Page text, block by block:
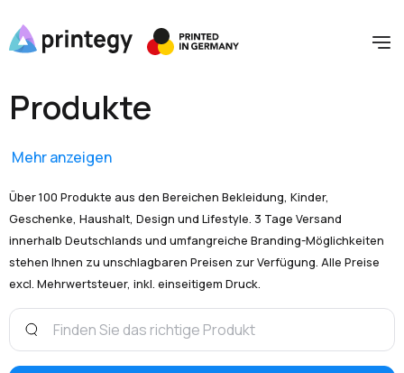
Produkte
Mehr anzeigen
Über 100 Produkte aus den Bereichen Bekleidung, Kinder,
Geschenke, Haushalt, Design und Lifestyle. 3 Tage Versand
innerhalb Deutschlands und umfangreiche Branding-Möglichkeiten
stehen Ihnen zu unschlagbaren Preisen zur Verfügung. Alle Preise
excl. Mehrwertsteuer, inkl. einseitigem Druck.